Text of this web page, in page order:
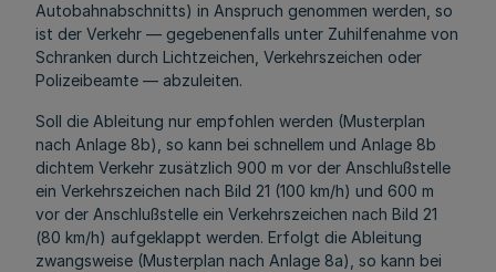
Autobahnabschnitts) in Anspruch genommen werden, so
ist der Verkehr — gegebenenfalls unter Zuhilfenahme von
Schranken durch Lichtzeichen, Verkehrszeichen oder
Polizeibeamte — abzuleiten.
Soll die Ableitung nur empfohlen werden (Musterplan
nach Anlage 8b), so kann bei schnellem und Anlage 8b
dichtem Verkehr zusätzlich 900 m vor der Anschlußstelle
ein Verkehrszeichen nach Bild 21 (100 km/h) und 600 m
vor der Anschlußstelle ein Verkehrszeichen nach Bild 21
(80 km/h) aufgeklappt werden. Erfolgt die Ableitung
zwangsweise (Musterplan nach Anlage 8a), so kann bei